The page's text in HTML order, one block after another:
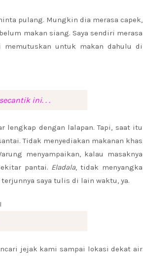
pulang. Mungkin dia merasa capek,
makan siang. Saya sendiri merasa
memutuskan untuk makan dahulu di
ini. . .
lengkap dengan lalapan. Tapi, saat itu
Tidak menyediakan makanan khas
menyampaikan, kalau masaknya
pantai. Eladala, tidak menyangka
saya tulis di lain waktu, ya.
jejak kami sampai lokasi dekat air